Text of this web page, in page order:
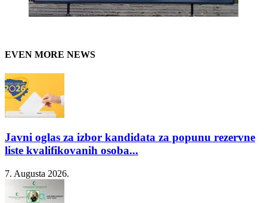
EVEN MORE NEWS
Javni oglas za izbor kandidata za popunu rezervne
liste kvalifikovanih osoba...
7. Augusta 2026.